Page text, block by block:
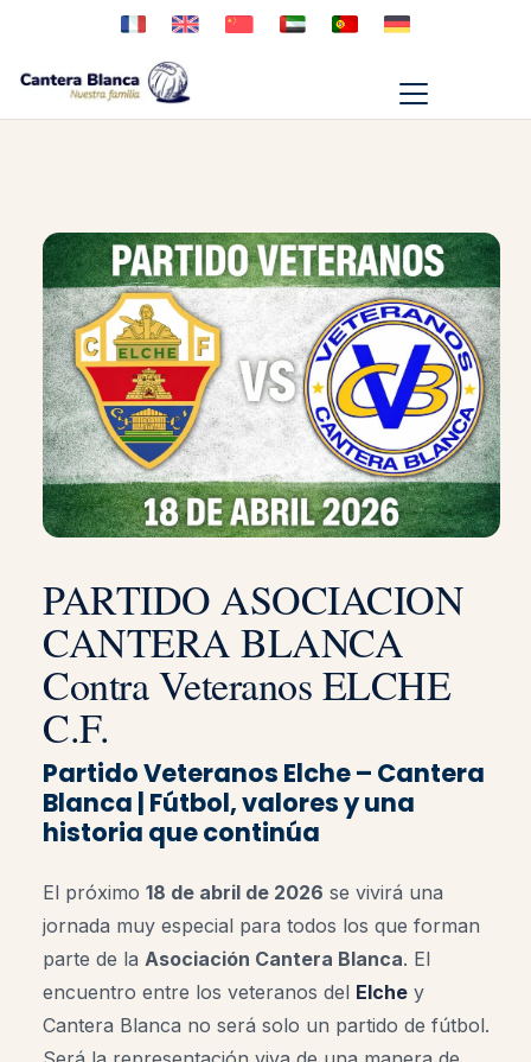
PARTIDO ASOCIACION
CANTERA BLANCA
Contra Veteranos ELCHE
C.F.
Partido Veteranos Elche – Cantera
Blanca | Fútbol, valores y una
historia que continúa
El próximo 18 de abril de 2026 se vivirá una
jornada muy especial para todos los que forman
parte de la Asociación Cantera Blanca. El
encuentro entre los veteranos del Elche y
Cantera Blanca no será solo un partido de fútbol.